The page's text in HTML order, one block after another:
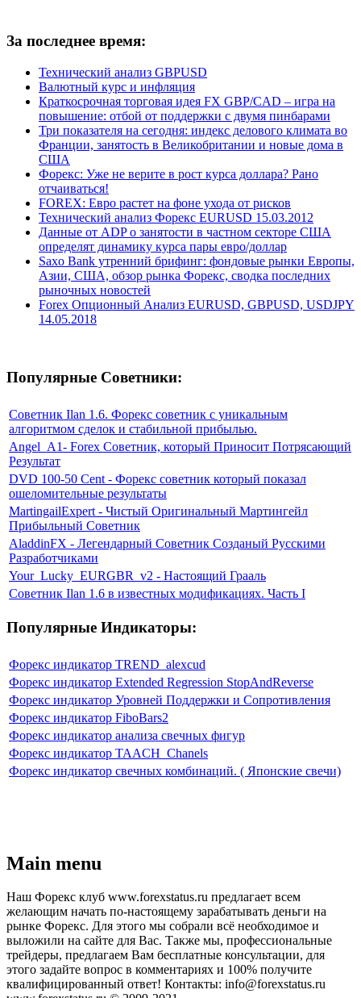
За последнее время:
Технический анализ GBPUSD
Валютный курс и инфляция
Краткосрочная торговая идея FX GBP/CAD – игра на
повышение: отбой от поддержки с двумя пинбарами
Три показателя на сегодня: индекс делового климата во
Франции, занятость в Великобритании и новые дома в
США
Форекс: Уже не верите в рост курса доллара? Рано
отчаиваться!
FOREX: Евро растет на фоне ухода от рисков
Технический анализ Форекс EURUSD 15.03.2012
Данные от ADP о занятости в частном секторе США
определят динамику курса пары евро/доллар
Saxo Bank утренний брифинг: фондовыe рынки Европы,
Азии, США, обзор рынка Форекс, сводка последних
рыночных новостей
Forex Опционный Анализ EURUSD, GBPUSD, USDJPY
14.05.2018
Популярные Советники:
Советник Ilan 1.6. Форекс советник с уникальным
алгоритмом сделок и стабильной прибылью.
Angel_A1- Forex Советник, который Приносит Потрясающий
Результат
DVD 100-50 Cent - Форекс советник который показал
ошеломительные результаты
MartingailExpert - Чистый Оригинальный Мартингейл
Прибыльный Советник
AladdinFX - Легендарный Советник Созданый Русскими
Разработчиками
Your_Lucky_EURGBR_v2 - Настоящий Грааль
Советник Ilan 1.6 в известных модификациях. Часть I
Популярные Индикаторы:
Форекс индикатор TREND_alexcud
Форекс индикатор Extended Regression StopAndReverse
Форекс индикатор Уровней Поддержки и Сопротивления
Форекс индикатор FiboBars2
Форекс индикатор анализа свечных фигур
Форекс индикатор TAACH_Chanels
Форекс индикатор свечных комбинаций. ( Японские свечи)
Main menu
Наш Форекс клуб www.forexstatus.ru предлагает всем
желающим начать по-настоящему зарабатывать деньги на
рынке Форекс. Для этого мы собрали всё необходимое и
выложили на сайте для Вас. Также мы, профессиональные
трейдеры, предлагаем Вам бесплатные консультации, для
этого задайте вопрос в комментариях и 100% получите
квалифицированный ответ! Контакты: info@forexstatus.ru